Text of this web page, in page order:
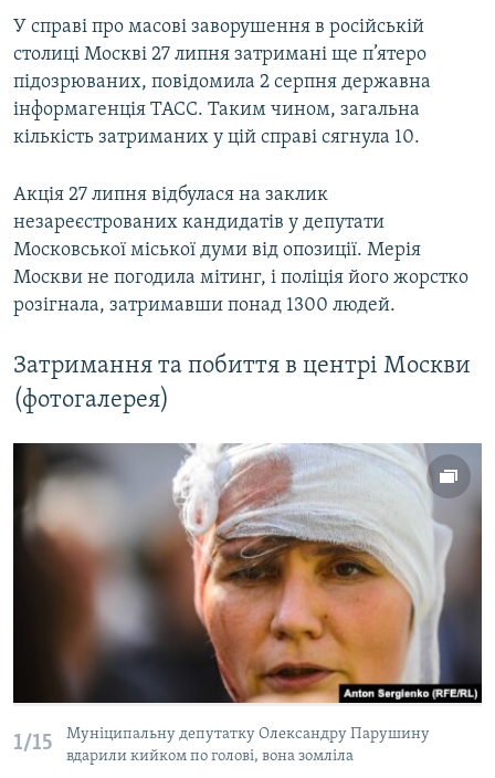
У справі про масові заворушення в російській
столиці Москві 27 липня затримані ще п’ятеро
підозрюваних, повідомила 2 серпня державна
інформагенція ТАСС. Таким чином, загальна
кількість затриманих у цій справі сягнула 10.
Акція 27 липня відбулася на заклик
незареєстрованих кандидатів у депутати
Московської міської думи від опозиції. Мерія
Москви не погодила мітинг, і поліція його жорстко
розігнала, затримавши понад 1300 людей.
Затримання та побиття в центрі Москви
(фотогалерея)
1/15
Муніципальну депутатку Олександру Парушину
вдарили кийком по голові, вона зомліла